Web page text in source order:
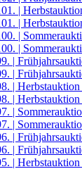
|
|
|
|
|
|
|
|
|
|
|
|
|